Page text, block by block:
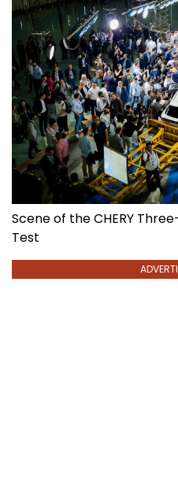
Scene of the CHERY
Test